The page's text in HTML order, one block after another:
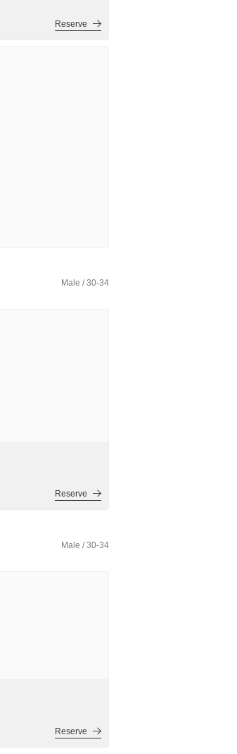
Reserve
Male / 30-34
Reserve
Male / 30-34
Reserve